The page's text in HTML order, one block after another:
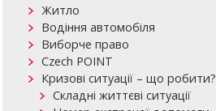
Житло
Водіння автомобіля
Виборче право
Czech POINT
Кризові ситуації – що робити?
Складні життєві ситуації